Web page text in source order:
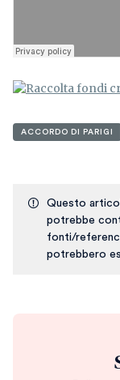
ACCORDO DI PARIGI
Questo
potrebbe
fonti/
potrebbero